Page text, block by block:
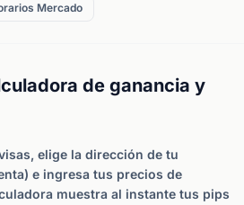
Mercado
de ganancia y
elige la dirección de tu
e ingresa tus precios de
muestra al instante tus pips